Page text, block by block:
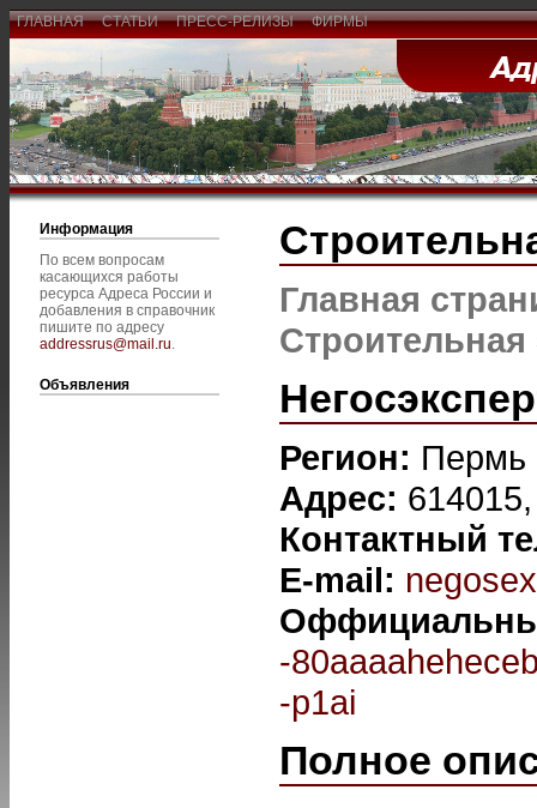
ГЛАВНАЯ СТАТЬИ ПРЕСС-РЕЛИЗЫ ФИРМЫ
Информация
По всем вопросам
касающихся работы
ресурса Адреса России и
добавления в справочник
пишите по адресу
addressrus@mail.ru.
Объявления
Главная
Строительная
Регион: Пермь
Адрес:
Контактный
E-mail:
-
-p1ai
Полное